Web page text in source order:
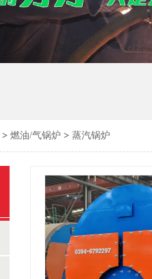
> 燃油/气锅炉 > 蒸汽锅炉